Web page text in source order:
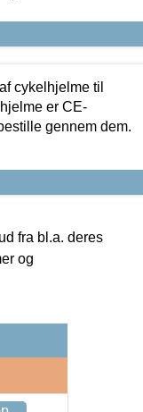
cykelhjelme til
er CE-
gennem dem.
fra bl.a. deres
og